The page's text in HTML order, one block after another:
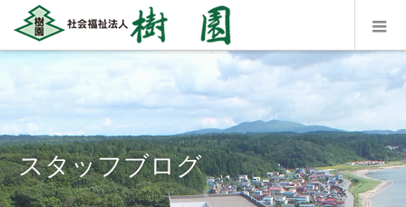
スタッフブログ